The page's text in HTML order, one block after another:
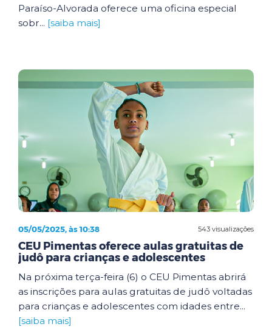
Paraíso-Alvorada oferece uma oficina especial
sobr... [saiba mais]
543 visualizações
05/05/2025, às 10:38
CEU Pimentas oferece aulas gratuitas de
judô para crianças e adolescentes
Na próxima terça-feira (6) o CEU Pimentas abrirá
as inscrições para aulas gratuitas de judô voltadas
para crianças e adolescentes com idades entre...
[saiba mais]